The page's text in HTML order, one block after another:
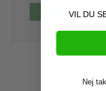
VIL DU
Nej